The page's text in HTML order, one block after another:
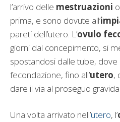
l’arrivo delle mestruazioni
prima, e sono dovute all’
pareti dell’utero. L’ovulo
giorni dal concepimento, si
spostandosi dalle tube, dove
fecondazione, fino all’utero,
dare il via al proseguo
Una volta arrivato nell’utero, l’